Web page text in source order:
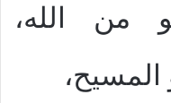
من الله،